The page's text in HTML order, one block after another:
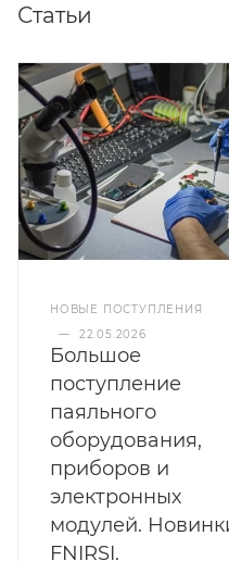
Статьи
НОВЫЕ ПОСТУПЛЕНИЯ
—
22.05.2026
Большое
поступление
паяльного
оборудования,
приборов и
электронных
модулей.
FNIRSI.